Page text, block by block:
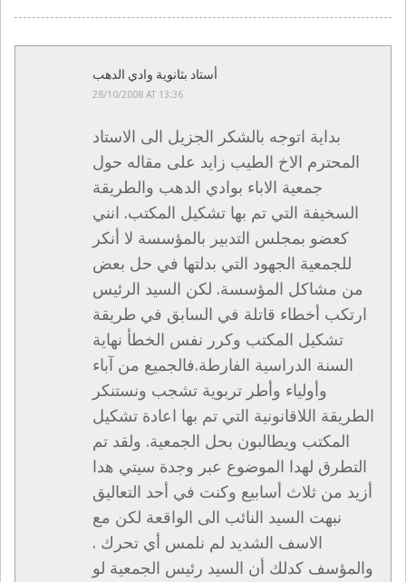
أستاد بثانوية وادي الدهب
28/10/2008 AT 13:36
بداية اتوجه بالشكر الجزيل الى الاستاد
المحترم الاخ الطيب زايد على مقاله حول
جمعية الاباء بوادي الدهب والطريقة
السخيفة التي تم بها تشكيل المكتب. انني
كعضو بمجلس التدبير بالمؤسسة لا أنكر
للجمعية الجهود التي بدلتها في حل بعض
من مشاكل المؤسسة. لكن السيد الرئيس
ارتكب أخطاء قاتلة في السابق في طريقة
تشكيل المكتب وكرر نفس الخطأ نهاية
السنة الدراسية الفارطة.فالجميع من آباء
وأولياء وأطر تربوية تشجب ونستنكر
الطريقة اللاقانونية التي تم بها اعادة تشكيل
المكتب ويطالبون بحل الجمعية. ولقد تم
التطرق لهدا الموضوع عبر وجدة سيتي هدا
أزيد من ثلاث أسابيع وكنت في أحد التعاليق
نبهت السيد النائب الى الواقعة لكن مع
الاسف الشديد لم نلمس أي تحرك .
والمؤسف كدلك أن السيد رئيس الجمعية لو